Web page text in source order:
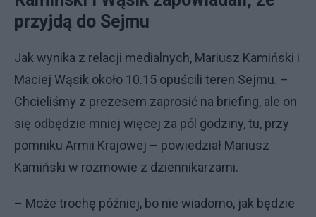
przyjdą do Sejmu
Jak wynika z relacji medialnych, Mariusz Kamiński i
Maciej Wąsik około 10.15 opuścili teren Sejmu. –
Chcieliśmy z prezesem zaprosić na briefing, ale on
się odbędzie mniej więcej za pól godziny, tu, przy
pomniku Armii Krajowej – powiedział Mariusz
Kamiński w rozmowie z dziennikarzami.
– Może trochę później, bo nie wiadomo, jak będzie